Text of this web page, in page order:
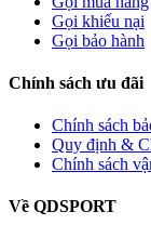
Gọi khiếu nại
Gọi bảo hành
Chính sách ưu đãi
Chính sách
Quy định &
Chính sách
Về QDSPORT